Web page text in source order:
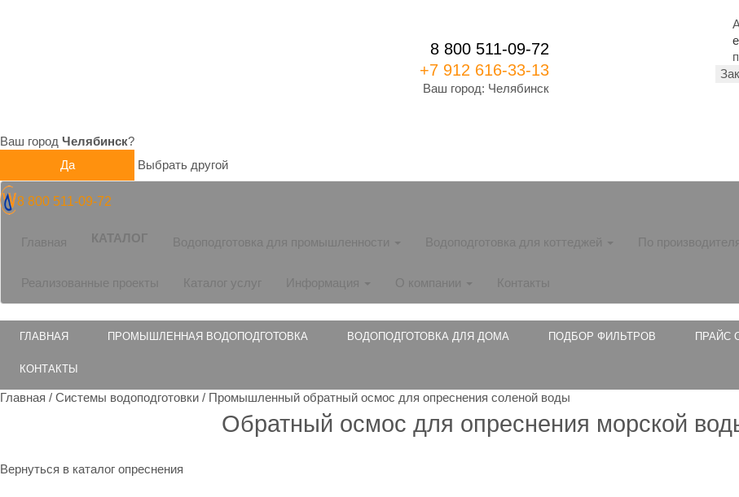
8 800 511-09-72
+7 912 616-33-13
Ваш город: Челябинск
Ваш город Челябинск?
Да
Выбрать другой
8 800 511-09-72
Главная КАТАЛОГ Водоподготовка для промышленности Водоподготовка для коттеджей По
Реализованные проекты Каталог услуг Информация О компании Контакты
ГЛАВНАЯ ПРОМЫШЛЕННАЯ ВОДОПОДГОТОВКА ВОДОПОДГОТОВКА ДЛЯ ДОМА ПОДБОР ФИЛЬТРОВ ПРАЙС
КОНТАКТЫ
Главная / Системы водоподготовки / Промышленный обратный осмос для опреснения соленой воды
Обратный осмос для опреснения морской
Вернуться в каталог опреснения